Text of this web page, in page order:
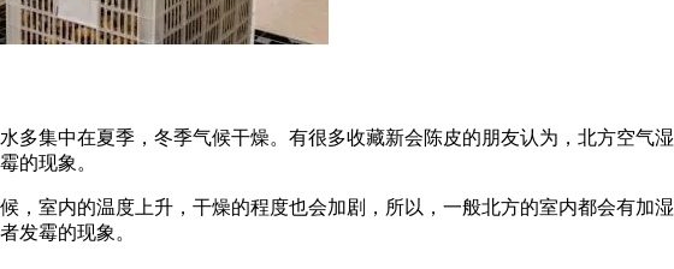
多集中在夏季，冬季气候干燥。有很多收藏新会陈皮的朋友认为，北方空气
的现象。
，室内的温度上升，干燥的程度也会加剧，所以，一般北方的室内都会有加
发霉的现象。